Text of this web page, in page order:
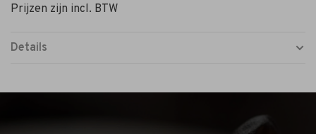
Prijzen zijn incl. BTW
Details